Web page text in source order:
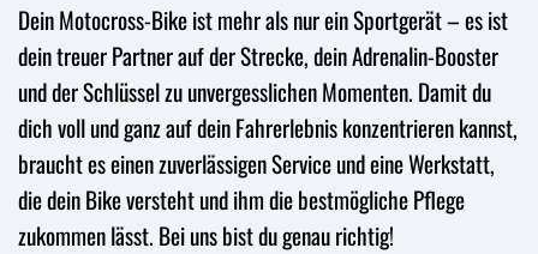
Dein Motocross-Bike ist mehr als nur ein Sportgerät – es ist
dein treuer Partner auf der Strecke, dein Adrenalin-Booster
und der Schlüssel zu unvergesslichen Momenten. Damit du
dich voll und ganz auf dein Fahrerlebnis konzentrieren kannst,
braucht es einen zuverlässigen Service und eine Werkstatt,
die dein Bike versteht und ihm die bestmögliche Pflege
zukommen lässt. Bei uns bist du genau richtig!